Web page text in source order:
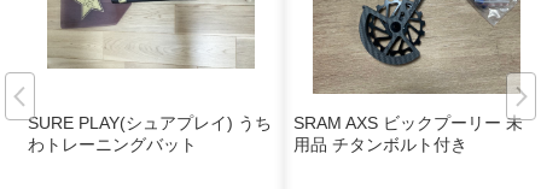
SURE PLAY(シュアプレイ) うち
わトレーニングバット
SRAM AXS ビックプーリー 未使
用品 チタンボルト付き